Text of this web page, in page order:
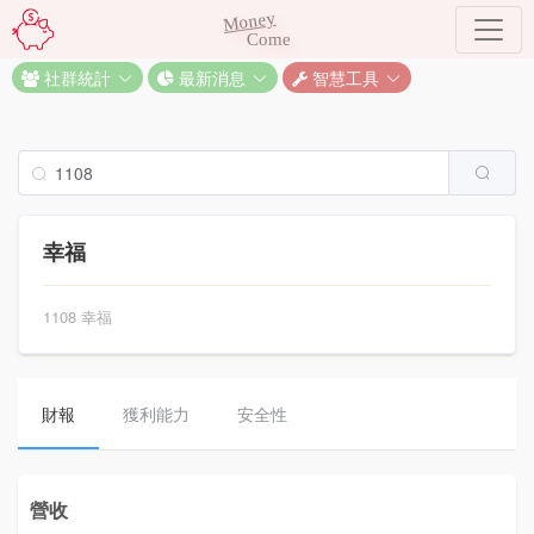
Money
Come
社群統計 最新消息 智慧工具
幸福
1108 幸福
財報 獲利能力 安全性
營收